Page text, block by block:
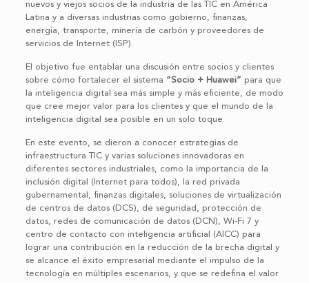
nuevos y viejos socios de la industria de las TIC en América
Latina y a diversas industrias como gobierno, finanzas,
energía, transporte, minería de carbón y proveedores de
servicios de Internet (ISP).
El objetivo fue entablar una discusión entre socios y clientes
sobre cómo fortalecer el sistema “Socio + Huawei” para que
la inteligencia digital sea más simple y más eficiente, de modo
que cree mejor valor para los clientes y que el mundo de la
inteligencia digital sea posible en un solo toque.
En este evento, se dieron a conocer estrategias de
infraestructura TIC y varias soluciones innovadoras en
diferentes sectores industriales, como la importancia de la
inclusión digital (Internet para todos), la red privada
gubernamental, finanzas digitales, soluciones de virtualización
de centros de datos (DCS), de seguridad, protección de
datos, redes de comunicación de datos (DCN), Wi-Fi 7 y
centro de contacto con inteligencia artificial (AICC) para
lograr una contribución en la reducción de la brecha digital y
se alcance el éxito empresarial mediante el impulso de la
tecnología en múltiples escenarios, y que se redefina el valor